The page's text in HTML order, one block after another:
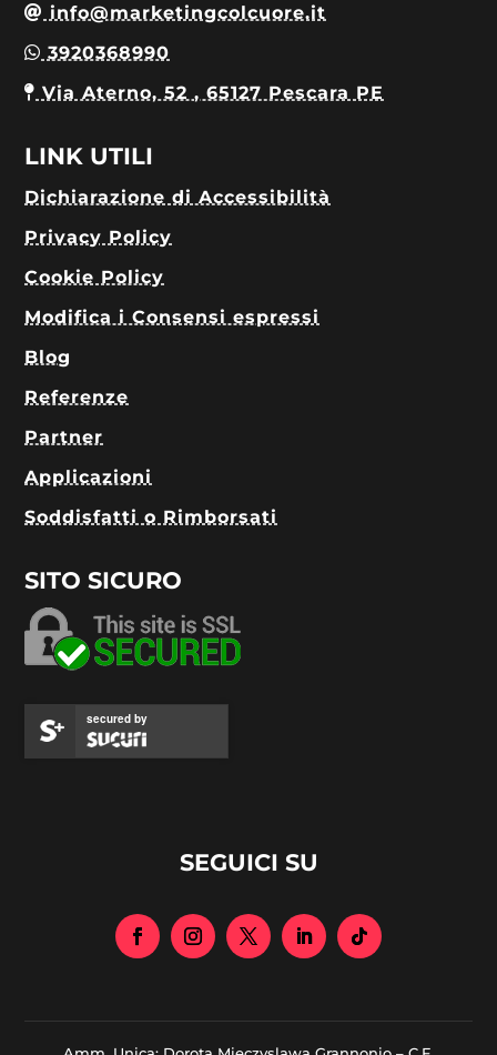
info@marketingcolcuore.it
3920368990
Via Aterno, 52 , 65127 Pescara PE
LINK UTILI
Dichiarazione di Accessibilità
Privacy Policy
Cookie Policy
Modifica i Consensi espressi
Blog
Referenze
Partner
Applicazioni
Soddisfatti o Rimborsati
SITO SICURO
secured by
SEGUICI SU